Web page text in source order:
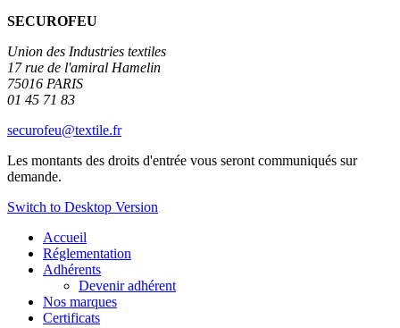
SECUROFEU
Union des Industries textiles
17 rue de l'amiral Hamelin
75016 PARIS
01 45 71 83
securofeu@textile.fr
Les montants des droits d'entrée vous seront communiqués sur
demande.
Switch to Desktop Version
Accueil
Réglementation
Adhérents
Devenir adhérent
Nos marques
Certificats